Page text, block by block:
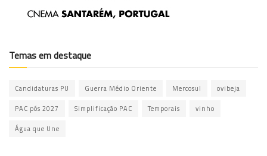
Temas em destaque
Candidaturas PU Guerra Médio Oriente Mercosul ovibeja
PAC pós 2027 Simplificação PAC Temporais vinho
Água que Une